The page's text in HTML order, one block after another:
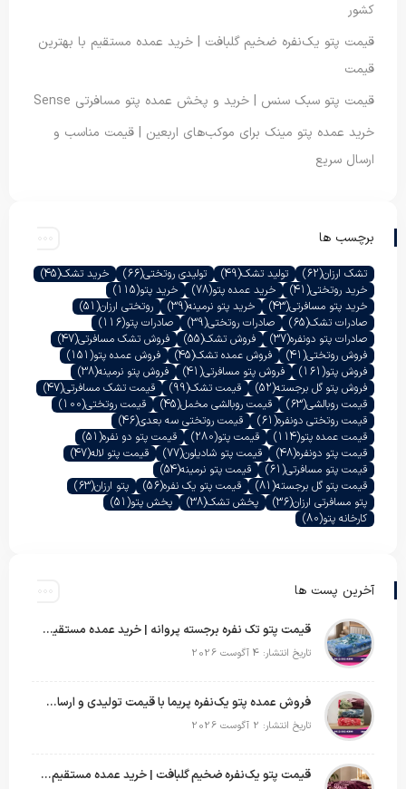
کشور
قیمت پتو یک‌نفره ضخیم گلبافت | خرید عمده مستقیم با بهترین
قیمت
قیمت پتو سبک سنس | خرید و پخش عمده پتو مسافرتی Sense
خرید عمده پتو مینک برای موکب‌های اربعین | قیمت مناسب و
ارسال سریع
برچسب ها
تشک ارزان(62) تولید تشک(49) تولیدی روتختی(66) خرید تشک(45)
خرید روتختی(41) خرید عمده پتو(78) خرید پتو(115)
خرید پتو مسافرتی(43) خرید پتو نرمینه(39) روتختی ارزان(51)
صادرات تشک(65) صادرات روتختی(39) صادرات پتو(116)
صادرات پتو دونفره(37) فروش تشک(55) فروش تشک مسافرتی(47)
فروش روتختی(41) فروش عمده تشک(45) فروش عمده پتو(151)
فروش پتو(161) فروش پتو مسافرتی(41) فروش پتو نرمینه(38)
فروش پتو گل برجسته(52) قیمت تشک(99) قیمت تشک مسافرتی(47)
قیمت روبالشی(63) قیمت روبالشی مخمل(45) قیمت روتختی(100)
قیمت روتختی دونفره(61) قیمت روتختی سه بعدی(46)
قیمت عمده پتو(114) قیمت پتو(280) قیمت پتو دو نفره(51)
قیمت پتو دونفره(48) قیمت پتو شادیلون(77) قیمت پتو لاله(47)
قیمت پتو مسافرتی(61) قیمت پتو نرمینه(54)
قیمت پتو گل برجسته(81) قیمت پتو یک نفره(56) پتو ارزان(63)
پتو مسافرتی ارزان(36) پخش تشک(38) پخش پتو(51)
کارخانه پتو(80)
آخرین پست ها
قیمت پتو تک نفره برجسته پروانه | خرید عمده مستقیم با بهترین قیمت بازار
تاریخ انتشار: 4 آگوست 2026
فروش عمده پتو یک‌نفره پریما با قیمت تولیدی و ارسال به سراسر کشور
تاریخ انتشار: 2 آگوست 2026
قیمت پتو یک‌نفره ضخیم گلبافت | خرید عمده مستقیم با بهترین قیمت